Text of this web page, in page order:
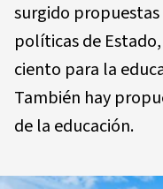
surgido
políticas de
ciento para la
También hay
de la educación.